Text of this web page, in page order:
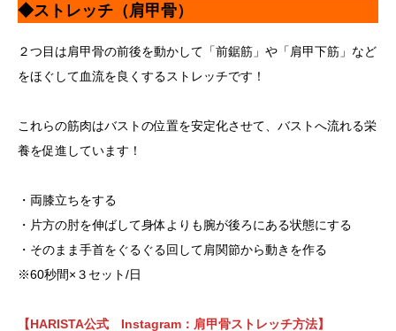
◆ストレッチ（肩甲骨）
２つ目は肩甲骨の前後を動かして「前鋸筋」や「肩甲下筋」など
をほぐして血流を良くするストレッチです！
これらの筋肉はバストの位置を安定化させて、バストへ流れる栄
養を促進しています！
・両膝立ちをする
・片方の肘を伸ばして身体よりも腕が後ろにある状態にする
・そのまま手首をぐるぐる回して肩関節から動きを作る
※60秒間×３セット/日
【HARISTA公式 Instagram：肩甲骨ストレッチ方法】